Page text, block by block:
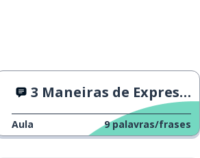
3 Maneiras de Expressar Gratidão
Aula 9 palavras/frases